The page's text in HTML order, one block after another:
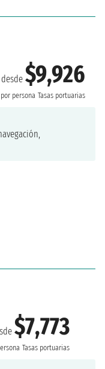
desde $9,926
persona Tasas portuarias
$7,773
Tasas portuarias